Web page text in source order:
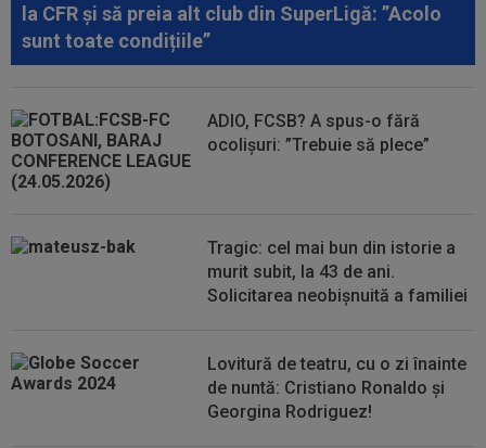
00:01 EXCLUSIV
Radu Naum, reacția serii după ce
Marius Șumudică a început negocierile cu CFR...
00:00 EXCLUSIV
Atacant pentru FCSB! A făcut
anunțul ÎN DIRECT: ”Îi dau eu lui Gigi unul bun”
la CFR și să preia alt club din SuperLigă: ”Acolo
sunt toate condițiile”
ADIO, FCSB? A spus-o fără
ocolișuri: ”Trebuie să plece”
Tragic: cel mai bun din istorie a
murit subit, la 43 de ani.
Solicitarea neobișnuită a familiei
Lovitură de teatru, cu o zi înainte
de nuntă: Cristiano Ronaldo și
Georgina Rodriguez!